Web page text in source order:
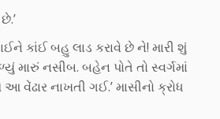
કાંઈ બહુ લાડ કરાવે છે ને! મારી શું
મારું નસીબ. બહેન પોતે તો સ્વર્ગમાં
વેંઢાર નાખતી ગઈ.’ માસીનો ક્રોધ